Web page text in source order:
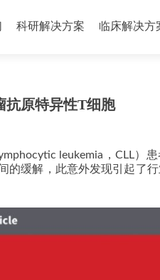
科研解决方案 临床解决方
抗原特异性T细胞
leukemia，CLL）
的缓解，此意外发现引起了